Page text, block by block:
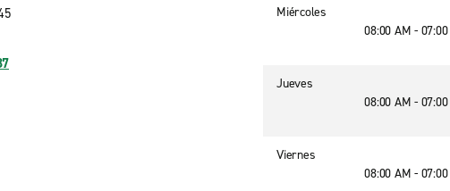
Miércoles
08:00 AM -
Jueves
08:00 AM -
Viernes
08:00 AM -